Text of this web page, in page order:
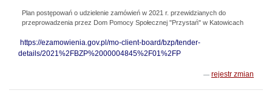
Plan postępowań o udzielenie zamówień w 2021 r. przewidzianych do
przeprowadzenia przez Dom Pomocy Społecznej "Przystań" w Katowicach
https://ezamowienia.gov.pl/mo-client-board/bzp/tender-
details/2021%2FBZP%2000004845%2F01%2FP
rejestr zmian